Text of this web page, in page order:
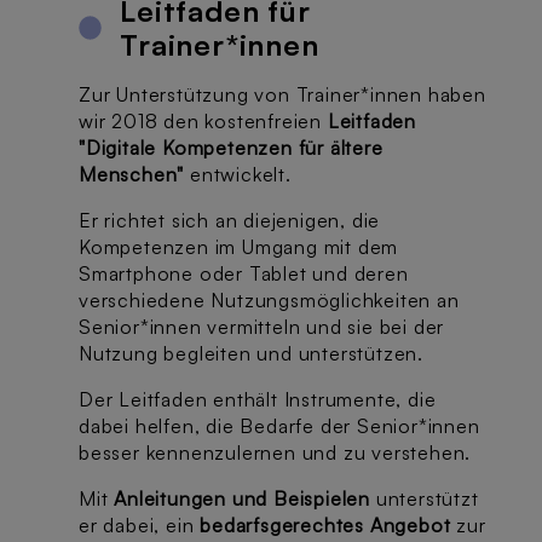
Leitfaden für
Trainer*innen
Zur Unterstützung von Trainer*innen haben
wir 2018 den kostenfreien Leitfaden
"Digitale Kompetenzen für ältere
Menschen" entwickelt.
Er richtet sich an diejenigen, die
Kompetenzen im Umgang mit dem
Smartphone oder Tablet und deren
verschiedene Nutzungsmöglichkeiten an
Senior*innen vermitteln und sie bei der
Nutzung begleiten und unterstützen.
Der Leitfaden enthält Instrumente, die
dabei helfen, die Bedarfe der Senior*innen
besser kennenzulernen und zu verstehen.
MitAnleitungen und Beispielen unterstützt
er dabei, ein bedarfsgerechtes Angebotzur